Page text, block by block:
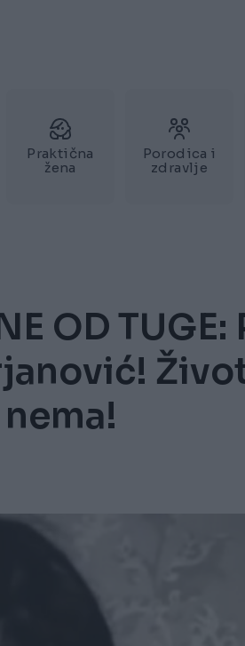
Praktična
žena
Porodica i
zdravlje
OD